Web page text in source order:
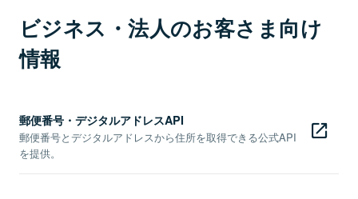
ビジネス・法人のお客さま向け
情報
郵便番号・デジタルアドレスAPI
郵便番号とデジタルアドレスから住所を取得できる公式API
を提供。